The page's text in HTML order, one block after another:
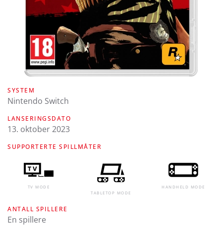
SYSTEM
Nintendo Switch
LANSERINGSDATO
13. oktober 2023
SUPPORTERTE SPILLMÅTER
TV MODE
TABLETOP MODE
HANDHELD MODE
ANTALL SPILLERE
En spillere